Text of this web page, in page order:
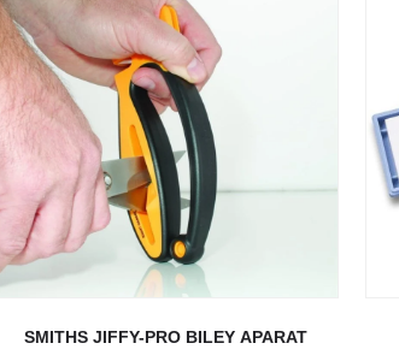
SMITHS JIFFY-PRO BILEY APARAT